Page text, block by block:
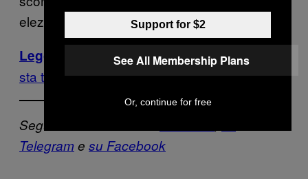
elezioni di giugno.
Leggi anche:
Il boom del traffico di cocaina
sta trasformando il Perù in un narco-stato
Segui VICE News Italia
Telegram e su Facebook
Support for $2
See All Membership Plans
Or, continue for free